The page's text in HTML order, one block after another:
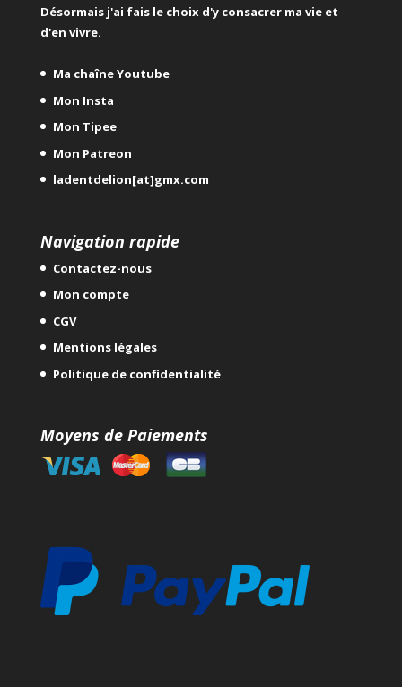
Désormais j'ai fais le choix d'y consacrer ma vie et
d'en vivre.
Ma chaîne Youtube
Mon Insta
Mon Tipee
Mon Patreon
ladentdelion[at]gmx.com
Navigation rapide
Contactez-nous
Mon compte
CGV
Mentions légales
Politique de confidentialité
Moyens de Paiements